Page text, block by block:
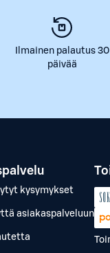
Ilmainen palautus 30
päivää
kysymykset
asiakaspalveluun